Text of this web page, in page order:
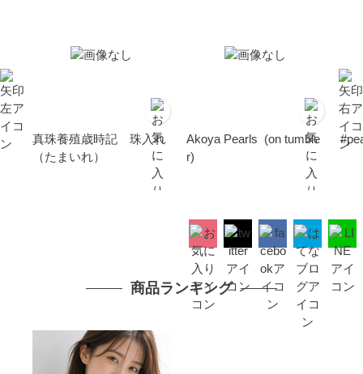
真珠養殖歳時記 珠入れ
（たまいれ）
Akoya Pearls (on tumble
r)
商品ランキング